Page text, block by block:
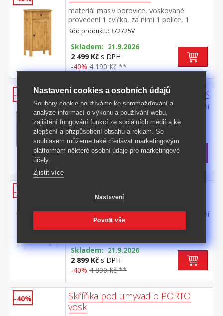
materiál masiv borovice, voskované
provedení 1 dvířka, za nimi 1 police, 1
zásuvka s kovovými pojezdy maximální
nosnosti uvedeny v návodu k
montáži součást sestavy PORTO vosk
Kód produktu: 372725V
Skladem: 21.9.2026
2 499 Kč s DPH
-40% 4 190 Kč **
-42% Skříňka pod umyvadlo PORTO buk
materiál masiv borovice, barevné provedení
buk dvoje dvířka, jedna police maximální
nosnosti uvedeny v návodu k
montáži součást sestavy PORTO buk
Kód produktu: 372729A
Skladem>5 ks
2 799 Kčs DPH
-40%
bílá/buk
materiál masiv borovice, barevné provedení
bílá / buk dvoje dvířka, jedna
police maximální nosnosti uvedeny v
návodu k montáži součást sestavy PORTO
bílá / buk
Skladem: 21.9.2026
2 899 Kč s DPH
-40% 4 890 Kč **
-40%
Skříňka pod umyvadlo PORTO
vosk
Nastavení cookies a osobních údajů
Soubory cookie používáme ke shromažďování a
analýze informací o výkonu a používání webu,
zajištění fungování funkcí ze sociálních médií a ke
zlepšení a přizpůsobení obsahu a reklam. Se
souhlasem můžeme také předávat marketingovým
platformám některé osobní údaje pro marketingové
účely.
Zjistit více
Nastavení
Povolit vše